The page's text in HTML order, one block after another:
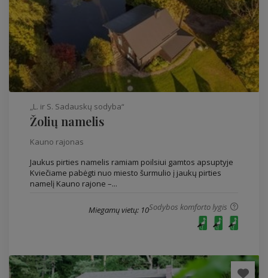
„L. ir S. Sadauskų sodyba“
Žolių namelis
Kauno rajonas
Jaukus pirties namelis ramiam poilsiui gamtos apsuptyje
Kviečiame pabėgti nuo miesto šurmulio į jaukų pirties
namelį Kauno rajone –...
Sodybos komforto lygis
Miegamų vietų: 10